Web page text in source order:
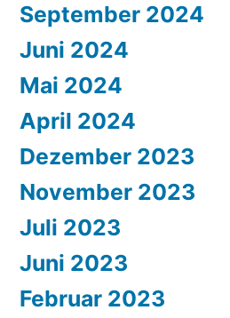
September 2024
Juni 2024
Mai 2024
April 2024
Dezember 2023
November 2023
Juli 2023
Juni 2023
Februar 2023